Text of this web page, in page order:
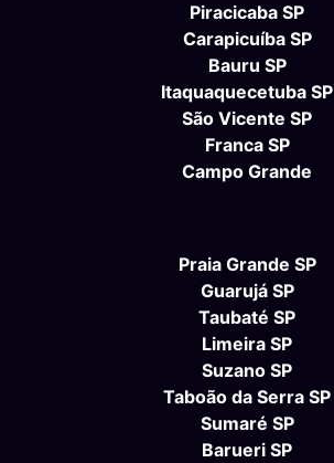
Piracicaba SP
Carapicuíba SP
Bauru SP
Itaquaquecetuba SP
São Vicente SP
Franca SP
Campo Grande
Praia Grande SP
Guarujá SP
Taubaté SP
Limeira SP
Suzano SP
Taboão da Serra SP
Sumaré SP
Barueri SP